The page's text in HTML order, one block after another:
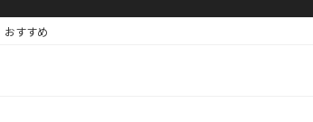
おすすめ